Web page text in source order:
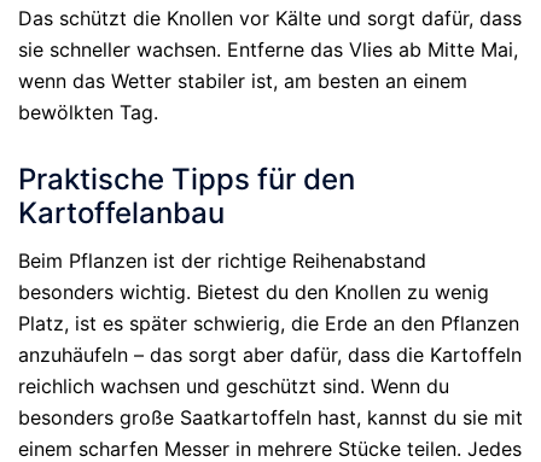
Das schützt die Knollen vor Kälte und sorgt dafür, dass
sie schneller wachsen. Entferne das Vlies ab Mitte Mai,
wenn das Wetter stabiler ist, am besten an einem
bewölkten Tag.
Praktische Tipps für den
Kartoffelanbau
Beim Pflanzen ist der richtige Reihenabstand
besonders wichtig. Bietest du den Knollen zu wenig
Platz, ist es später schwierig, die Erde an den Pflanzen
anzuhäufeln – das sorgt aber dafür, dass die Kartoffeln
reichlich wachsen und geschützt sind. Wenn du
besonders große Saatkartoffeln hast, kannst du sie mit
einem scharfen Messer in mehrere Stücke teilen. Jedes